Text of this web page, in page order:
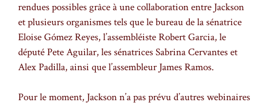
rendues possibles grâce à une collaboration entre Jackson
et plusieurs organismes tels que le bureau de la sénatrice
Eloise Gómez Reyes, l’assembléiste Robert Garcia, le
député Pete Aguilar, les sénatrices Sabrina Cervantes et
Alex Padilla, ainsi que l’assembleur James Ramos.
Pour le moment, Jackson n’a pas prévu d’autres webinaires